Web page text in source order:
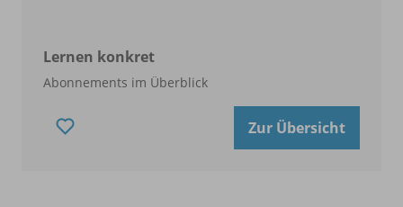
Lernen konkret
Abonnements im Überblick
Zur Übersicht